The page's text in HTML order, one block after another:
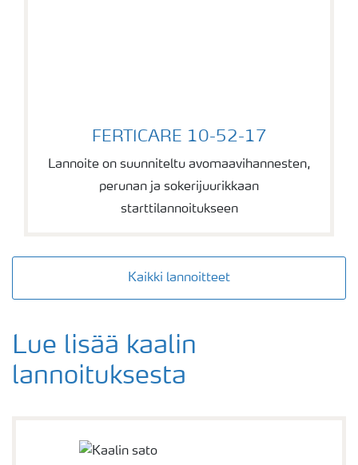
FERTICARE 10-52-17
FERTICARE 10-52-17
Lannoite on suunniteltu avomaavihannesten,
perunan ja sokerijuurikkaan
starttilannoitukseen
Kaikki lannoitteet
Lue lisää kaalin
lannoituksesta